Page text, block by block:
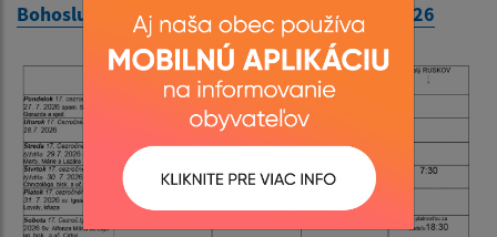
Bohoslužobný poriadok 03.08.2026-09.08.2026